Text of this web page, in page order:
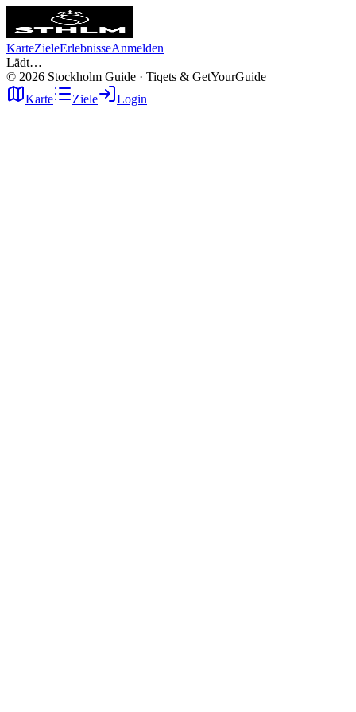
KarteZieleErlebnisseAnmelden
Lädt…
© 2026 Stockholm Guide · Tiqets & GetYourGuide
Karte
Ziele Login